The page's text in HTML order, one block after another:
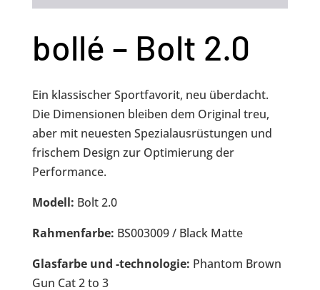
bollé – Bolt 2.0
Ein klassischer Sportfavorit, neu überdacht.
Die Dimensionen bleiben dem Original treu,
aber mit neuesten Spezialausrüstungen und
frischem Design zur Optimierung der
Performance.
Modell: Bolt 2.0
Rahmenfarbe: BS003009 / Black Matte
Glasfarbe und -technologie: Phantom Brown
Gun Cat 2 to 3